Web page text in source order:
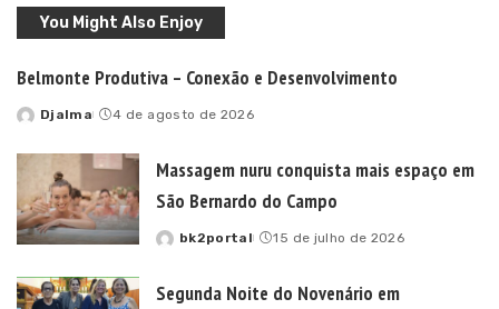
You Might Also Enjoy
Belmonte Produtiva – Conexão e Desenvolvimento
Posted
Djalma 4 de agosto de 2026
Massagem nuru conquista mais espaço em
São Bernardo do Campo
Posted
bk2portal 15 de julho de 2026
Segunda Noite do Novenário em